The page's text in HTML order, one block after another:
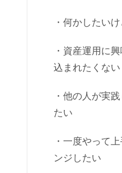
・何かしたい
・資産運用に
込まれたくない
・他の人が実
たい
・一度やって
ンジしたい